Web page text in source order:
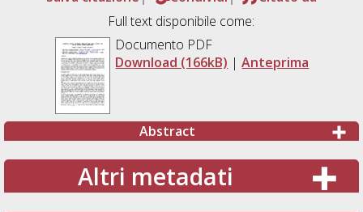
Full text disponibile come:
Documento PDF
Download (166kB) |Anteprima
Abstract
Altri metadati